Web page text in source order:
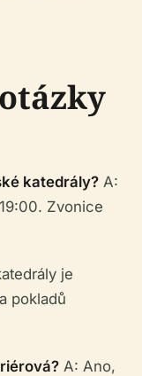
katedrály? A:
Zvonice
je
pokladů
A: Ano,